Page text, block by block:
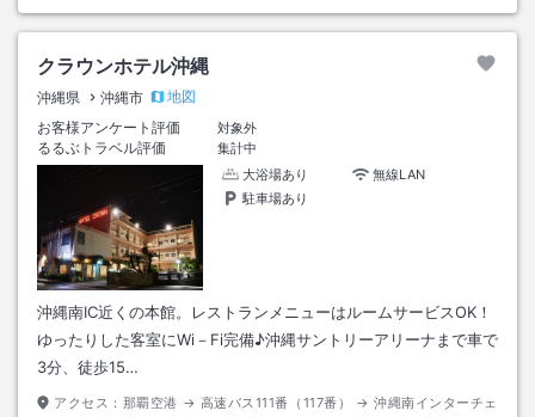
クラウンホテル沖縄
沖縄県 沖縄市
地図
お客様アンケート評価
対象外
るるぶトラベル評価
集計中
大浴場あり
無線LAN
駐車場あり
沖縄南IC近くの本館。レストランメニューはルームサービスOK！
ゆったりした客室にWi－Fi完備♪沖縄サントリーアリーナまで車で
3分、徒歩15…
アクセス： 那覇空港 → 高速バス111番（117番） → 沖縄南インターチェ